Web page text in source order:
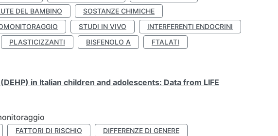
DEL BAMBINO
SOSTANZE CHIMICHE
STUDI IN VIVO
INTERFERENTI ENDOCRINI
PLASTICIZZANTI BISFENOLO A
FTALATI
in Italian children and adolescents: Data from LIFE
FATTORI DI RISCHIO
DIFFERENZE DI GENERE